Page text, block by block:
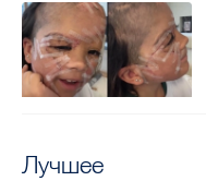
Лучшее